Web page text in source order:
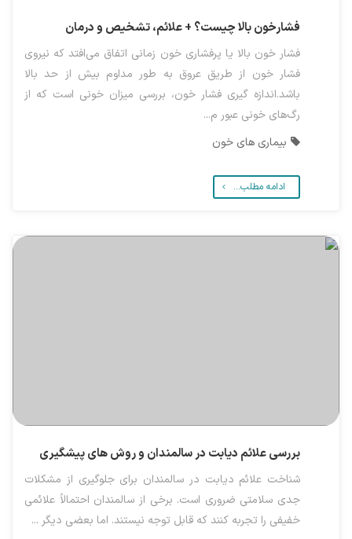
فشارخون بالا چیست؟ + علائم، تشخیص و درمان
فشار خون بالا یا پرفشاری خون زمانی اتفاق می‌افتد که نیروی
فشار خون از طریق عروق به طور مداوم بیش از حد بالا
باشد.اندازه گیری فشار خون، بررسی میزان خونی است که از
رگ‌های خونی عبور م...
بیماری های خون
ادامه مطلب...
بررسی علائم دیابت در سالمندان و روش های پیشگیری
شناخت علائم دیابت در سالمندان برای جلوگیری از مشکلات
جدی سلامتی ضروری است. برخی از سالمندان احتمالاً علائمی
خفیفی را تجربه کنند که قابل توجه نیستند. اما بعضی دیگر ...